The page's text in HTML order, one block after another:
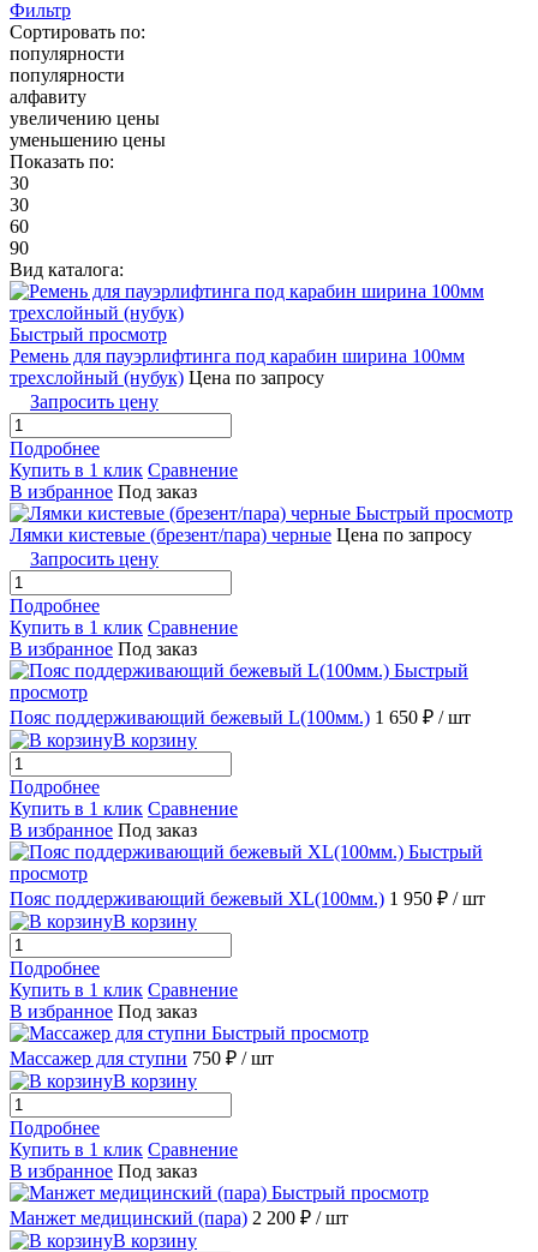
Фильтр
Сортировать по:
популярности
популярности
алфавиту
увеличению цены
уменьшению цены
Показать по:
30
30
60
90
Вид каталога:
Быстрый просмотр
Ремень для пауэрлифтинга под карабин ширина 100мм
трехслойный (нубук) Цена по запросу
Запросить цену
Подробнее
Купить в 1 клик Сравнение
В избранное Под заказ
Быстрый просмотр
Лямки кистевые (брезент/пара) черные Цена по запросу
Запросить цену
Подробнее
Купить в 1 клик Сравнение
В избранное Под заказ
Быстрый
просмотр
Пояс поддерживающий бежевый L(100мм.) 1 650 ₽ / шт
В корзину
Подробнее
Купить в 1 клик Сравнение
В избранное Под заказ
Быстрый
просмотр
Пояс поддерживающий бежевый XL(100мм.) 1 950 ₽ / шт
В корзину
Подробнее
Купить в 1 клик Сравнение
В избранное Под заказ
Быстрый просмотр
Массажер для ступни 750 ₽ / шт
В корзину
Подробнее
Купить в 1 клик Сравнение
В избранное Под заказ
Быстрый просмотр
Манжет медицинский (пара) 2 200 ₽ / шт
В корзину